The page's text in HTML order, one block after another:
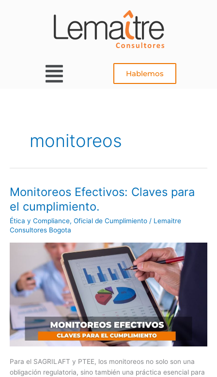
Main
Menu
Hablemos
monitoreos
Monitoreos Efectivos: Claves para
el cumplimiento.
Ética y Compliance, Oficial de Cumplimiento / Lemaitre
Consultores Bogota
Para el SAGRILAFT y PTEE, los monitoreos no solo son una
obligación regulatoria, sino también una práctica esencial para
Monitoreos
Efectivos:
Claves
para
el
cumplimiento.